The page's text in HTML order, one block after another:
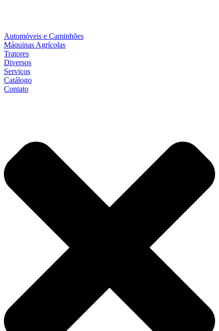
Automóveis e Caminhões
Máquinas Agrícolas
Tratores
Diversos
Serviços
Catálogo
Contato